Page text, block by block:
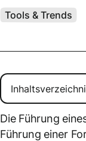
Tools & Trends
Die Führung
Führung einer